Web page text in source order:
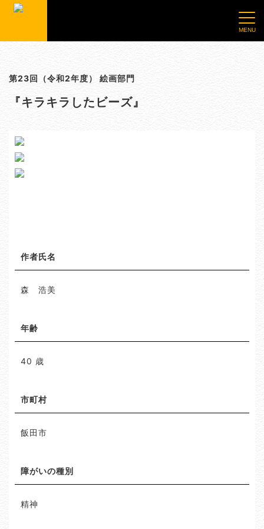
第23回（令和2年度） 絵画部門
『キラキラしたビーズ』
作者氏名
森 浩美
年齢
40 歳
市町村
飯田市
障がいの種別
精神